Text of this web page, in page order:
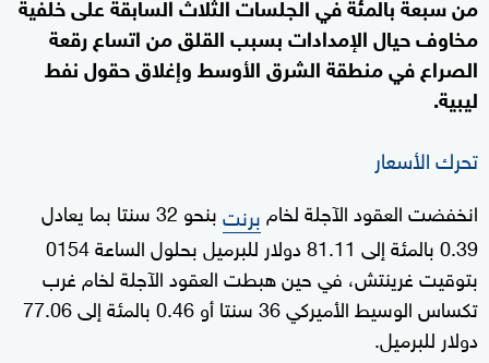
مخاوف حيال الإمدادات بسبب القلق من اتساع رقعة
الصراع في منطقة الشرق الأوسط وإغلاق حقول نفط
ليبية.
تحرك الأسعار
انخفضت العقود الآجلة لخام برنت
بنحو 32 سنتا بما يعادل
0.39 بالمئة إلى 81.11 دولار للبرميل بحلول الساعة 0154
بتوقيت غرينتش، في حين هبطت العقود الآجلة لخام غرب
تكساس الوسيط الأميركي 36 سنتا أو 0.46 بالمئة إلى 77.06
دولار للبرميل.